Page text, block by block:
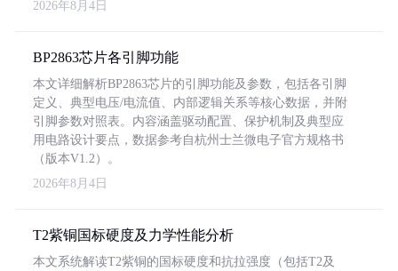
2026年8月4日
BP2863芯片各引脚功能
本文详细解析BP2863芯片的引脚功能及参数，包括各引脚
定义、典型电压/电流值、内部逻辑关系等核心数据，并附
引脚参数对照表。内容涵盖驱动配置、保护机制及典型应
用电路设计要点，数据参考自杭州士兰微电子官方规格书
（版本V1.2）。
2026年8月4日
T2紫铜国标硬度及力学性能分析
本文系统解读T2紫铜的国标硬度和抗拉强度（包括T2及